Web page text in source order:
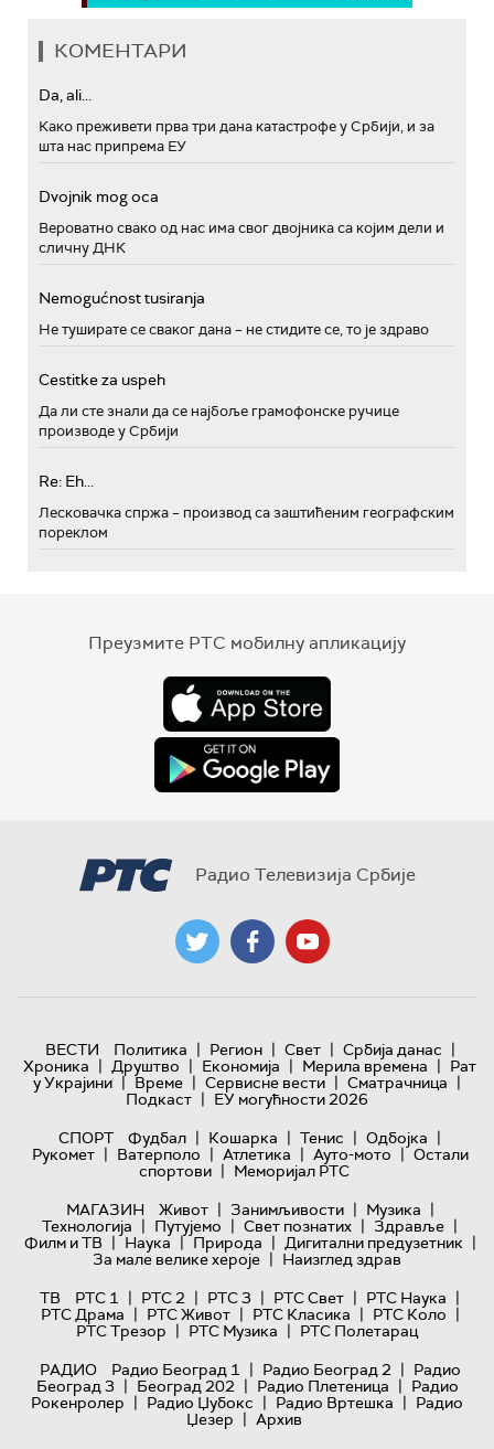
КОМЕНТАРИ
Da, ali...
Како преживети прва три дана катастрофе у Србији, и за
шта нас припрема ЕУ
Dvojnik mog oca
Вероватно свако од нас има свог двојника са којим дели и
сличну ДНК
Nemogućnost tusiranja
Не туширате се сваког дана – не стидите се, то је здраво
Cestitke za uspeh
Да ли сте знали да се најбоље грамофонске ручице
производе у Србији
Re: Eh...
Лесковачка спржа – производ са заштићеним географским
пореклом
Преузмите РТС мобилну апликацију
Радио Телевизија Србије
ВЕСТИ Политика | Регион | Свет | Србија данас |
Хроника | Друштво | Економија | Мерила времена | Рат
у Украјини | Време | Сервисне вести | Сматрачница |
Подкаст | ЕУ могућности 2026
СПОРТ
Фудбал | Кошарка | Тенис | Одбојка |
Рукомет | Ватерполо | Атлетика | Ауто-мото | Остали
спортови | Меморијал РТС
МАГАЗИН
Живот | Занимљивости | Музика |
Технологијa | Путујемо | Свет познатих | Здравље |
Филм и ТВ | Наука | Природа | Дигитални предузетник |
За мале велике хероје | Наизглед здрав
ТВ
РТС 1 | РТС 2 | РТС 3 | РТС Свет | РТС Наука |
РТС Драма | РТС Живот | РТС Класика | РТС Коло |
РТС Трезор | РТС Музика | РТС Полетарац
РАДИО
Радио Београд 1 | Радио Београд 2 | Радио
Београд 3 | Београд 202 | Радио Плетеница | Радио
Рокенролер | Радио Џубокс | Радио Вртешка | Радио
Џезер | Архив